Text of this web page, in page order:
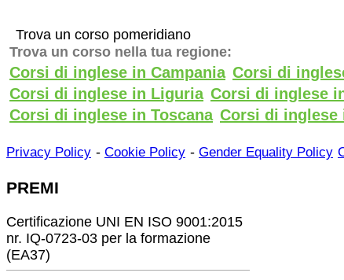
Trova un corso pomeridiano
Trova un corso nella tua regione:
Corsi di inglese in Campania Corsi di
Corsi di inglese in Liguria Corsi di inglese
Corsi di inglese in Toscana Corsi di inglese
Privacy Policy - Cookie Policy - Gender Equality Policy
PREMI
Certificazione UNI EN ISO 9001:2015
nr. IQ-0723-03 per la formazione
(EA37)